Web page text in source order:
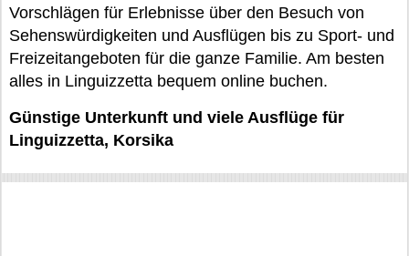
Vorschlägen für Erlebnisse über den Besuch von
Sehenswürdigkeiten und Ausflügen bis zu Sport- und
Freizeitangeboten für die ganze Familie. Am besten
alles in Linguizzetta bequem online buchen.
Günstige Unterkunft und viele Ausflüge für
Linguizzetta, Korsika